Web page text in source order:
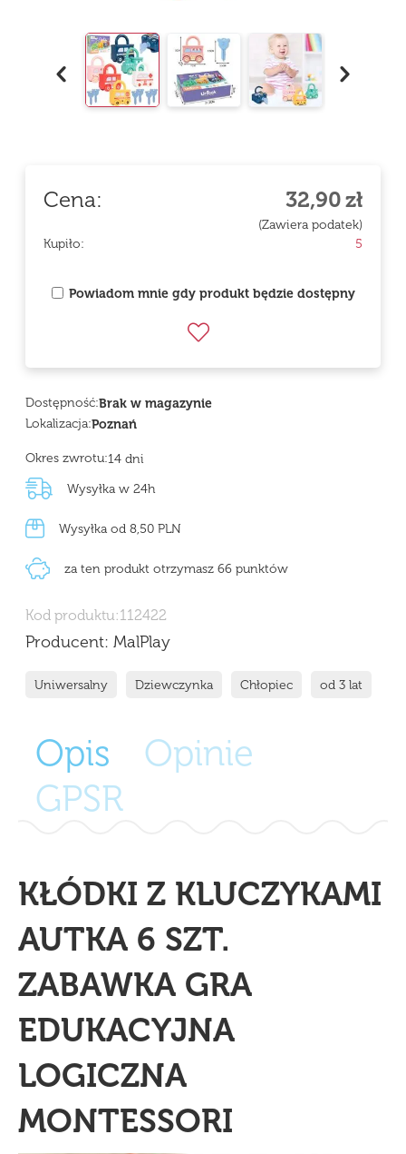
Cena: 32,90zł
(Zawiera podatek)
Kupiło:
5
Powiadom mnie gdy produkt będzie dostępny
Dostępność:Brak w magazynie
Lokalizacja:Poznań
Okres zwrotu:14 dni
za ten produkt otrzymasz 66 punktów
Wysyłka w 24h
Wysyłka od 8,50 PLN
Kod produktu:112422
Producent: MalPlay
Uniwersalny Dziewczynka Chłopiec od 3 lat
Opis
Opinie
GPSR
KŁÓDKI Z KLUCZYKAMI
AUTKA 6 SZT.
ZABAWKA GRA
EDUKACYJNA
LOGICZNA
MONTESSORI